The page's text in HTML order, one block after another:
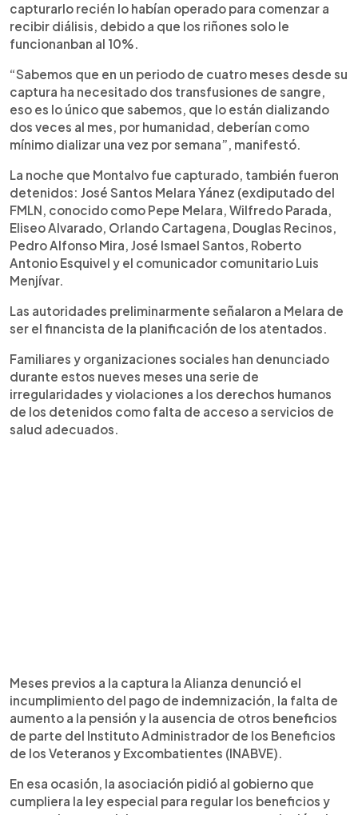
capturarlo recién lo habían operado para comenzar a
recibir diálisis, debido a que los riñones solo le
funcionanban al 10%.
“Sabemos que en un periodo de cuatro meses desde su
captura ha necesitado dos transfusiones de sangre,
eso es lo único que sabemos, que lo están dializando
dos veces al mes, por humanidad, deberían como
mínimo dializar una vez por semana”, manifestó.
La noche que Montalvo fue capturado, también fueron
detenidos: José Santos Melara Yánez (exdiputado del
FMLN, conocido como Pepe Melara, Wilfredo Parada,
Eliseo Alvarado, Orlando Cartagena, Douglas Recinos,
Pedro Alfonso Mira, José Ismael Santos, Roberto
Antonio Esquivel y el comunicador comunitario Luis
Menjívar.
Las autoridades preliminarmente señalaron a Melara de
ser el financista de la planificación de los atentados.
Familiares y organizaciones sociales han denunciado
durante estos nueves meses una serie de
irregularidades y violaciones a los derechos humanos
de los detenidos como falta de acceso a servicios de
salud adecuados.
Meses previos a la captura la Alianza denunció el
incumplimiento del pago de indemnización, la falta de
aumento a la pensión y la ausencia de otros beneficios
de parte del Instituto Administrador de los Beneficios
de los Veteranos y Excombatientes (INABVE).
En esa ocasión, la asociación pidió al gobierno que
cumpliera la ley especial para regular los beneficios y